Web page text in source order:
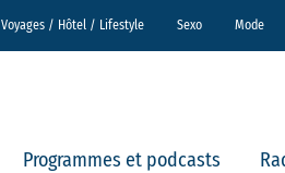
Voyages / Hôtel / Lifestyle Sexo Mode
Programmes et podcasts